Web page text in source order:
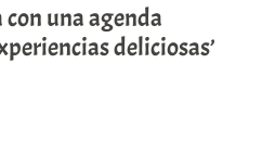
con una agenda
deliciosas’